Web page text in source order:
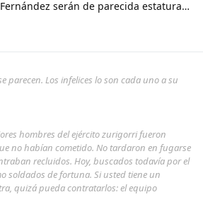
serán de parecida estatura…
parecen. Los infelices lo son cada uno a su
hombres del ejército zurigorri fueron
no habían cometido. No tardaron en fugarse
recluidos. Hoy, buscados todavía por el
soldados de fortuna. Si usted tiene un
quizá pueda contratarlos: el equipo